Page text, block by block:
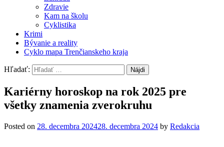
Zdravie
Kam na školu
Cyklistika
Krimi
Bývanie a reality
Cyklo mapa Trenčianskeho kraja
Hľadať:
Kariérny horoskop na rok 2025 pre
všetky znamenia zverokruhu
Posted on 28. decembra 202428. decembra 2024 by Redakcia